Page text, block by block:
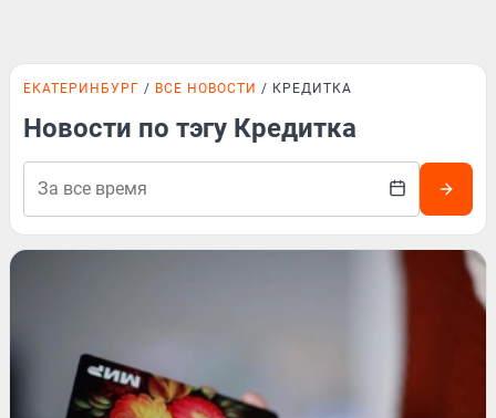
ЕКАТЕРИНБУРГ ВСЕ НОВОСТИ КРЕДИТКА
Новости по тэгу Кредитка